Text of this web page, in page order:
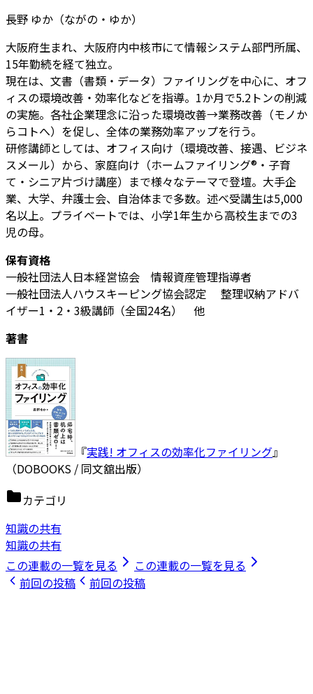
長野 ゆか（ながの・ゆか）
大阪府生まれ、大阪府内中核市にて情報システム部門所属、
15年勤続を経て独立。
現在は、文書（書類・データ）ファイリングを中心に、オフ
ィスの環境改善・効率化などを指導。1か月で5.2トンの削減
の実施。各社企業理念に沿った環境改善→業務改善（モノか
らコトへ）を促し、全体の業務効率アップを行う。
研修講師としては、オフィス向け（環境改善、接遇、ビジネ
スメール）から、家庭向け（ホームファイリング®・子育
て・シニア片づけ講座）まで様々なテーマで登壇。大手企
業、大学、弁護士会、自治体まで多数。述べ受講生は5,000
名以上。プライベートでは、小学1年生から高校生までの3
児の母。
保有資格
一般社団法人日本経営協会 情報資産管理指導者
一般社団法人ハウスキーピング協会認定 整理収納アドバ
イザー1・2・3級講師（全国24名） 他
著書
『実践! オフィスの効率化ファイリング』
（DOBOOKS / 同文舘出版）
カテゴリ
知識の共有
知識の共有
この連載の一覧を見る
この連載の一覧を見る
前回の投稿
前回の投稿